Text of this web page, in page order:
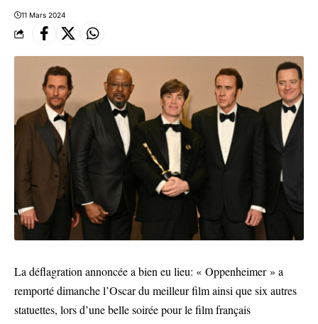
11 Mars 2024
La déflagration annoncée a bien eu lieu: « Oppenheimer » a
remporté dimanche l’Oscar du meilleur film ainsi que six autres
statuettes, lors d’une belle soirée pour le film français